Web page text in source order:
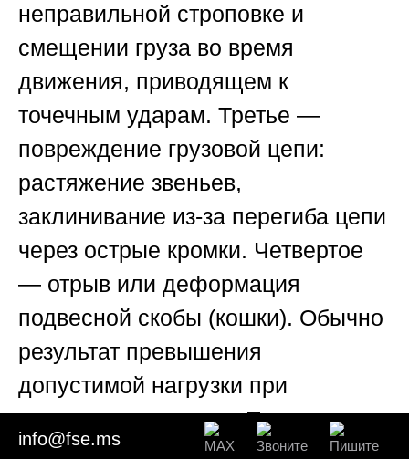
неправильной строповке и
смещении груза во время
движения, приводящем к
точечным ударам. Третье —
повреждение грузовой цепи:
растяжение звеньев,
заклинивание из-за перегиба цепи
через острые кромки. Четвертое
— отрыв или деформация
подвесной скобы (кошки). Обычно
результат превышения
допустимой нагрузки при
креплении ремнями. Пятое —
внутренние повреждения
info@fse.ms